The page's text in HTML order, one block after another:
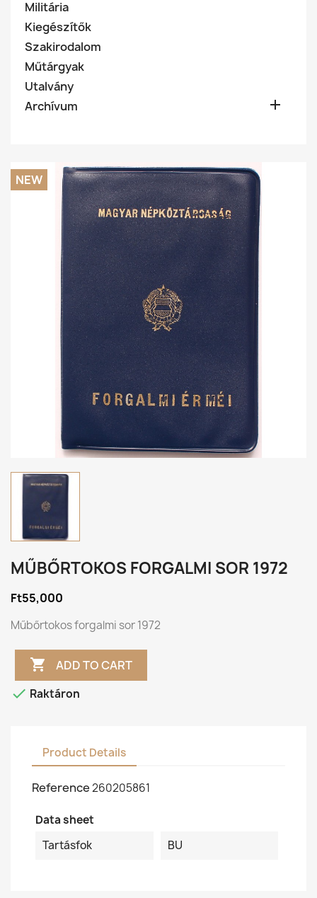
Militária
Kiegészítők
Szakirodalom
Műtárgyak
Utalvány
Archívum

NEW
MŰBŐRTOKOS FORGALMI SOR 1972
Ft55,000
Műbőrtokos forgalmi sor 1972
 ADD TO CART
 Raktáron
Product Details
Reference260205861
Data sheet
Tartásfok
BU